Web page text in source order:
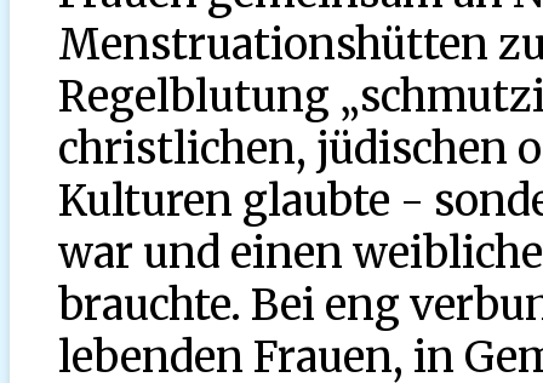
Menstruationshütten
Regelblutung
christlichen, jüdischen
Kulturen glaubte -
war und einen
brauchte. Bei eng
lebenden Frauen, in